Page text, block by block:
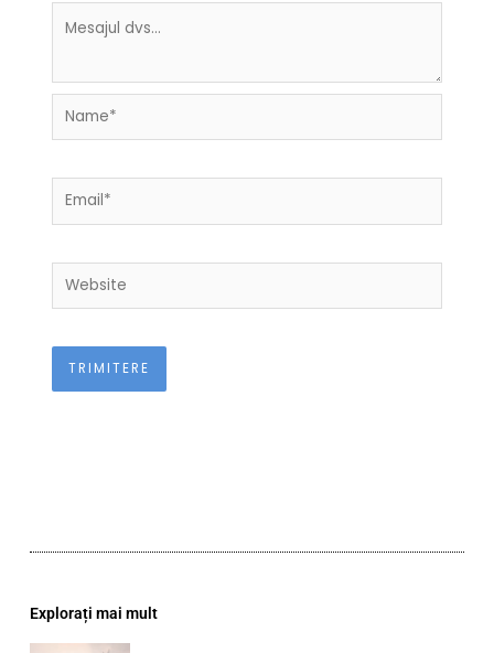
Name*
Email*
Website
Explorați mai mult